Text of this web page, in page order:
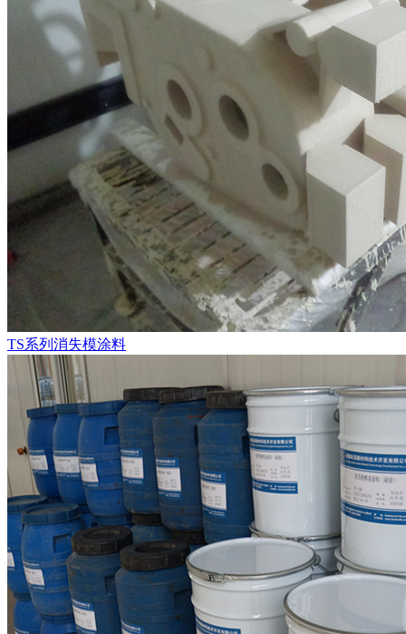
TS系列消失模涂料